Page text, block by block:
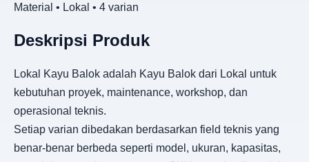
Material • Lokal • 4 varian
Deskripsi Produk
Lokal Kayu Balok adalah Kayu Balok dari Lokal untuk
kebutuhan proyek, maintenance, workshop, dan
operasional teknis.
Setiap varian dibedakan berdasarkan field teknis yang
benar-benar berbeda seperti model, ukuran, kapasitas,